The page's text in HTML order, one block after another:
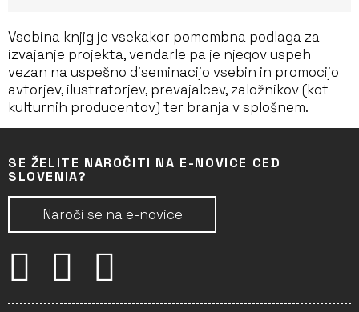
Vsebina knjig je vsekakor pomembna podlaga za
izvajanje projekta, vendarle pa je njegov uspeh
vezan na uspešno diseminacijo vsebin in promocijo
avtorjev, ilustratorjev, prevajalcev, založnikov (kot
kulturnih producentov) ter branja v splošnem.
SE ŽELITE NAROČITI NA E-NOVICE CED
SLOVENIA?
Naroči se na e-novice